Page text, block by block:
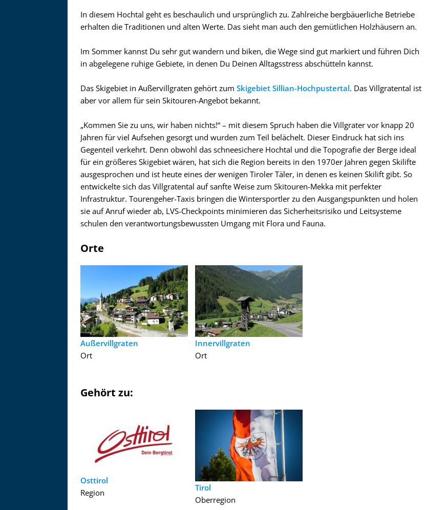
In diesem Hochtal geht es beschaulich und ursprünglich zu. Zahlreiche bergbäuerliche Betriebe
erhalten die Traditionen und alten Werte. Das sieht man auch den gemütlichen Holzhäusern an.
Im Sommer kannst Du sehr gut wandern und biken, die Wege sind gut markiert und führen Dich
in abgelegene ruhige Gebiete, in denen Du Deinen Alltagsstress abschütteln kannst.
Das Skigebiet in Außervillgraten gehört zum Skigebiet Sillian-Hochpustertal. Das Villgratental ist
aber vor allem für sein Skitouren-Angebot bekannt.
„Kommen Sie zu uns, wir haben nichts!“ – mit diesem Spruch haben die Villgrater vor knapp 20
Jahren für viel Aufsehen gesorgt und wurden zum Teil belächelt. Dieser Eindruck hat sich ins
Gegenteil verkehrt. Denn obwohl das schneesichere Hochtal und die Topografie der Berge ideal
für ein größeres Skigebiet wären, hat sich die Region bereits in den 1970er Jahren gegen Skilifte
ausgesprochen und ist heute eines der wenigen Tiroler Täler, in denen es keinen Skilift gibt. So
entwickelte sich das Villgratental auf sanfte Weise zum Skitouren-Mekka mit perfekter
Infrastruktur. Tourengeher-Taxis bringen die Wintersportler zu den Ausgangspunkten und holen
sie auf Anruf wieder ab, LVS-Checkpoints minimieren das Sicherheitsrisiko und Leitsysteme
schulen den verantwortungsbewussten Umgang mit Flora und Fauna.
Orte
Außervillgraten
Ort
Innervillgraten
Ort
Gehört zu:
Osttirol
Region
Tirol
Oberregion